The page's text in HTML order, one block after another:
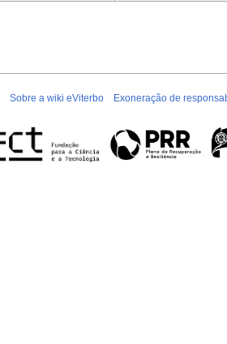
Sobre a wiki eViterbo Exoneração de